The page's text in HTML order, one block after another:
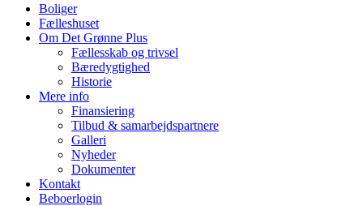
Boliger
Fælleshuset
Om Det Grønne Plus
Fællesskab og trivsel
Bæredygtighed
Historie
Mere info
Finansiering
Tilbud & samarbejdspartnere
Galleri
Nyheder
Dokumenter
Kontakt
Beboerlogin